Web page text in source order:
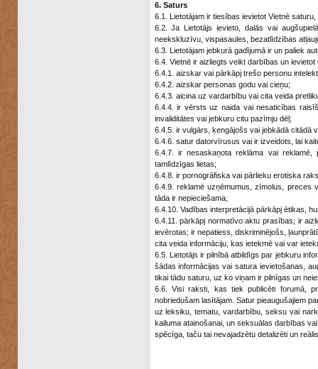
6. Saturs
6.1. Lietotājam ir tiesības ievietot Vietnē
6.2. Ja Lietotājs ievieto, dalās vai
neekskluzīvu, vispasaules, bezatlīdzības
6.3. Lietotājam jebkurā gadījumā ir un paliek
6.4. Vietnē ir aizliegts veikt darbības un
6.4.1. aizskar vai pārkāpj trešo personu
6.4.2. aizskar personas godu vai cieņu;
6.4.3. aicina uz vardarbību vai cita veida
6.4.4. ir vērsts uz naida vai nesaticības
invaliditātes vai jebkuru citu pazīmju dēļ;
6.4.5. ir vulgārs, ķengājošs vai jebkādā citādā
6.4.6. satur datorvīrusus vai ir izveidots, lai
6.4.7. ir nesaskaņota reklāma vai reklamē,
tamlīdzīgas lietas;
6.4.8. ir pornogrāfiska vai pārlieku erotiska
6.4.9. reklamē uzņēmumus, zīmolus, preces
tāda ir nepieciešama;
6.4.10. Vadības interpretācijā pārkāpj ētikas,
6.4.11. pārkāpj normatīvo aktu prasības; ir
ievērotas; ir nepatiess, diskriminējošs,
cita veida informāciju, kas ietekmē vai var
6.5. Lietotājs ir pilnībā atbildīgs par jebkuru
šādas informācijas vai satura ievietošanas,
tikai tādu saturu, uz ko viņam ir pilnīgas un
6.6. Visi raksti, kas tiek publicēti forumā,
nobriedušam lasītājam. Satur pieaugušajiem
uz leksiku, tematu, vardarbību, seksu vai
kailuma atainošanai, un seksuālas darbības
spēcīga, taču tai nevajadzētu detalizēti un